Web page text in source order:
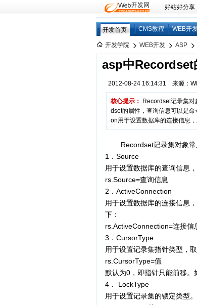
好站好分享
开发首页 CMS教程 WEB开
开发学院 WEB开发 ASP
asp中Recordset
2012-08-24 16:14:31 来源：
核心提示：
Recordset记录集
dset的属性，查询信息可以是
on用于设置数据库的连接信息
Recordset记录集对象常
1．Source
用于设置数据库的查询信息
rs.Source=查询信息
2．ActiveConnection
用于设置数据库的连接信息
下：
rs.ActiveConnection=连接信
3．CursorType
用于设置记录集指针类型，
rs.CursorType=值
默认为0，即指针只能前移。
4． LockType
用于设置记录集的锁定类型